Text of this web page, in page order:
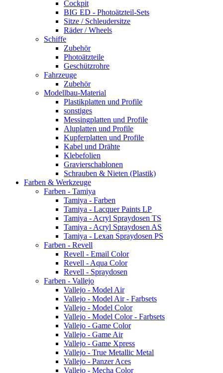
Cockpit
BIG ED - Photoätzteil-Sets
Sitze / Schleudersitze
Räder / Wheels
Schiffe
Zubehör
Photoätzteile
Geschützrohre
Fahrzeuge
Zubehör
Modellbau-Material
Plastikplatten und Profile
sonstiges
Messingplatten und Profile
Aluplatten und Profile
Kupferplatten und Profile
Kabel und Drähte
Klebefolien
Gravierschablonen
Schrauben & Nieten (Plastik)
Farben & Werkzeuge
Farben - Tamiya
Tamiya - Farben
Tamiya - Lacquer Paints LP
Tamiya - Acryl Spraydosen TS
Tamiya - Acryl Spraydosen AS
Tamiya - Lexan Spraydosen PS
Farben - Revell
Revell - Email Color
Revell - Aqua Color
Revell - Spraydosen
Farben - Vallejo
Vallejo - Model Air
Vallejo - Model Air - Farbsets
Vallejo - Model Color
Vallejo - Model Color - Farbsets
Vallejo - Game Color
Vallejo - Game Air
Vallejo - Game Xpress
Vallejo - True Metallic Metal
Vallejo - Panzer Aces
Vallejo - Mecha Color